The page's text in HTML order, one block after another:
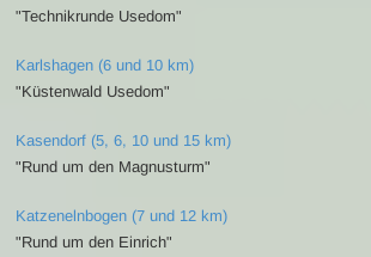
"Technikrunde Usedom"
Karlshagen (6 und 10 km)
"Küstenwald Usedom"
Kasendorf (5, 6, 10 und 15 km)
"Rund um den Magnusturm"
Katzenelnbogen (7 und 12 km)
"Rund um den Einrich"